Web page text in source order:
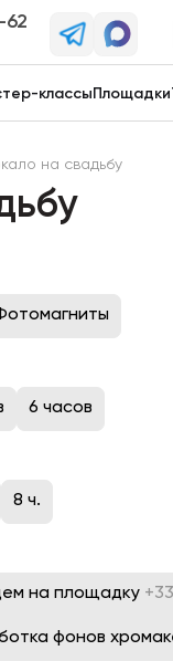
62
классы Площадки
на свадьбу
6 часов
8 ч.
на площадку
фонов